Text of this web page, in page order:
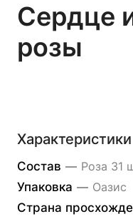
Сердце
розы
Характеристики
Состав — Роза 31
Упаковка — Оазис
Страна